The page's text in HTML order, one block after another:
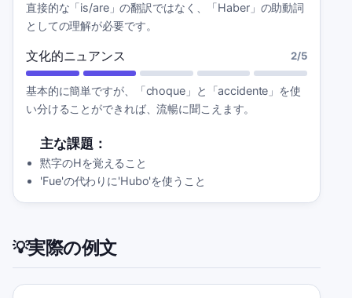
直接的な「is/are」の翻訳ではなく、「Haber」の助動詞
としての理解が必要です。
文化的ニュアンス 2/5
基本的に簡単ですが、「choque」と「accidente」を使
い分けることができれば、流暢に聞こえます。
主な課題：
黙字のHを覚えること
'Fue'の代わりに'Hubo'を使うこと
💡実際の例文